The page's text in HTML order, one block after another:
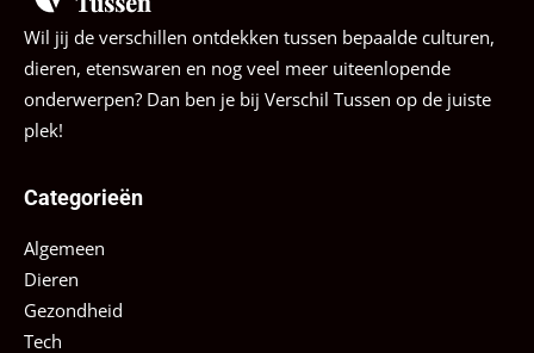
Wil jij de verschillen ontdekken tussen bepaalde culturen,
dieren, etenswaren en nog veel meer uiteenlopende
onderwerpen? Dan ben je bij Verschil Tussen op de juiste
plek!
Categorieën
Algemeen
Dieren
Gezondheid
Tech